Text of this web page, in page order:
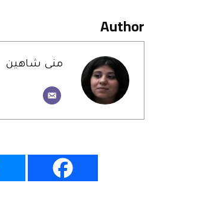
Author
منى شاهين